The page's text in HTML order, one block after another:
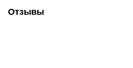
Отзывы